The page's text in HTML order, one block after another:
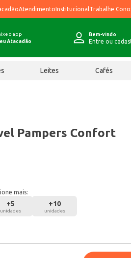
AtendimentoInstitucional Trabalhe
o app
Atacadão
Bem-vindo
Entre ou
Leites Cafés
Pampers Confort
mais:
+5
unidades
+10
unidades